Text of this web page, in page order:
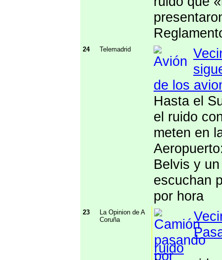
24 Telemadrid
de los
Hasta el
el ruido
meten en
Belvis y
escuchan
por hora
23
La Opinion de A
Coruña
ruido